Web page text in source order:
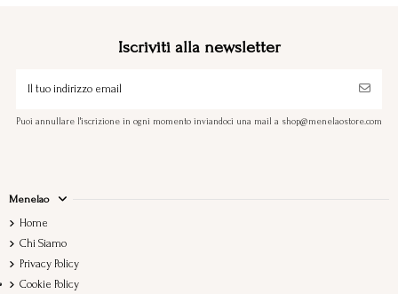
Iscriviti alla newsletter
Puoi annullare l'iscrizione in ogni momento inviandoci una mail a shop@menelaostore.com
Menelao
Home
Chi Siamo
Privacy Policy
Cookie Policy